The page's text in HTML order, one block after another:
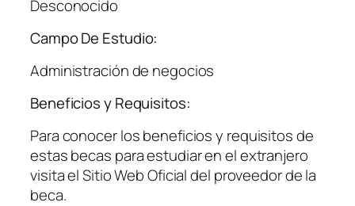
Desconocido
Campo De Estudio:
Administración de negocios
Beneficios y Requisitos:
Para conocer los beneficios y requisitos de
estas becas para estudiar en el extranjero
visita el Sitio Web Oficial del proveedor de la
beca.